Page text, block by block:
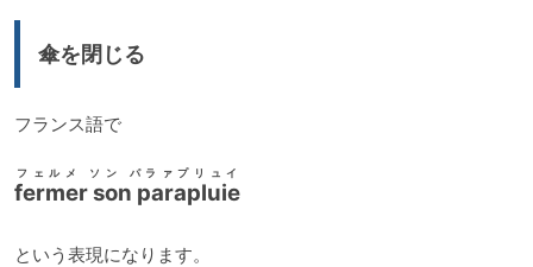
傘を閉じる
フランス語で
fermer son parapluie
フェルメ ソン パラァプリュイ
という表現になります。